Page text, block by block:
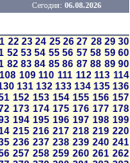
Сегодня: 06.08.2026
22 23 24 25 26 27 28 29 30
52 53 54 55 56 57 58 59 60
82 83 84 85 86 87 88 89 90
108 109 110 111 112 113 114
131 132 133 134 135 136
152 153 154 155 156 157
173 174 175 176 177 178
194 195 196 197 198 199
215 216 217 218 219 220
236 237 238 239 240 241
257 258 259 260 261 262